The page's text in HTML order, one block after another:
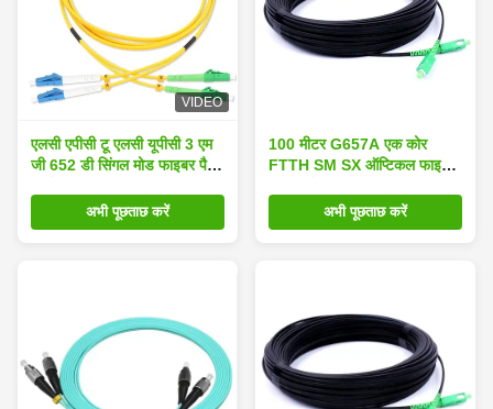
VIDEO
एलसी एपीसी टू एलसी यूपीसी 3 एम
जी 652 डी सिंगल मोड फाइबर पैच
अभी पूछताछ करें
100 मीटर G657A एक कोर
FTTH SM SX ऑप्टिकल फाइबर
अभी पूछताछ करें